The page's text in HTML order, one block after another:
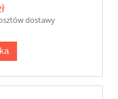
dostawy